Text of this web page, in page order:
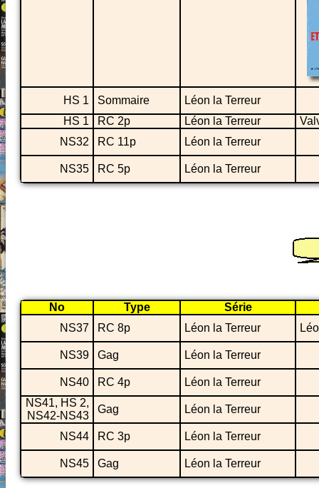
HS 1 Sommaire
Léon la Terreur
HS 1
RC 2p Léon la Terreur
NS32
RC 11p Léon la Terreur
NS35 RC 5p Léon la Terreur
No Type
Série
NS37
RC 8p Léon la Terreur
NS39 Gag Léon la Terreur
NS40 RC 4p
Léon la Terreur
NS41, HS 2,
NS42-NS43
Gag Léon la Terreur
NS44 RC 3p Léon la Terreur
NS45 Gag Léon la Terreur